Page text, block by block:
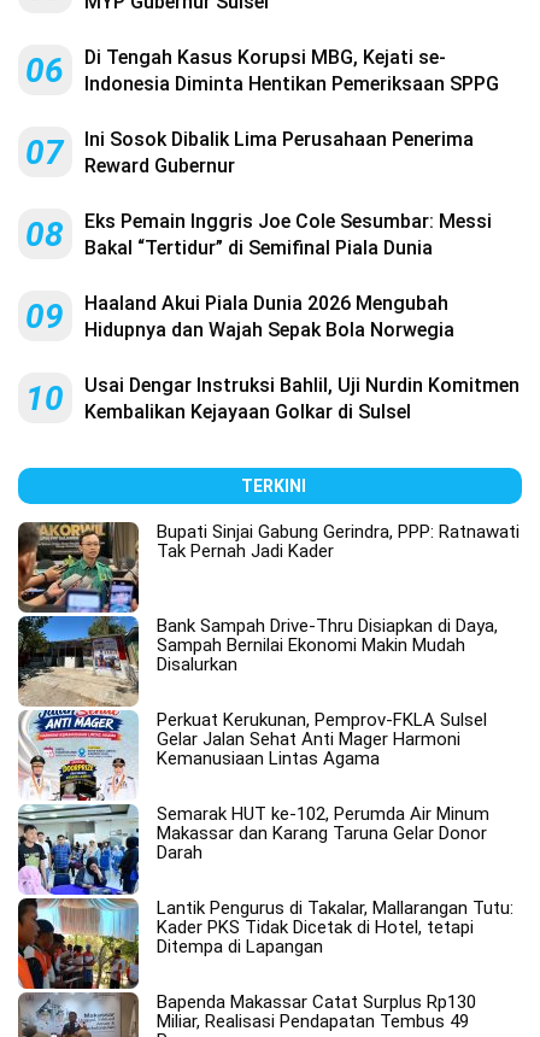
06
Di Tengah Kasus Korupsi MBG, Kejati se-
Indonesia Diminta Hentikan Pemeriksaan SPPG
07
Ini Sosok Dibalik Lima Perusahaan Penerima
Reward Gubernur
08
Eks Pemain Inggris Joe Cole Sesumbar: Messi
Bakal “Tertidur” di Semifinal Piala Dunia
09
Haaland Akui Piala Dunia 2026 Mengubah
Hidupnya dan Wajah Sepak Bola Norwegia
10
Usai Dengar Instruksi Bahlil, Uji Nurdin Komitmen
Kembalikan Kejayaan Golkar di Sulsel
TERKINI
Bupati Sinjai Gabung Gerindra, PPP: Ratnawati
Tak Pernah Jadi Kader
Bank Sampah Drive-Thru Disiapkan di Daya,
Sampah Bernilai Ekonomi Makin Mudah
Disalurkan
Perkuat Kerukunan, Pemprov-FKLA Sulsel
Gelar Jalan Sehat Anti Mager Harmoni
Kemanusiaan Lintas Agama
Semarak HUT ke-102, Perumda Air Minum
Makassar dan Karang Taruna Gelar Donor
Darah
Lantik Pengurus di Takalar, Mallarangan Tutu:
Kader PKS Tidak Dicetak di Hotel, tetapi
Ditempa di Lapangan
Bapenda Makassar Catat Surplus Rp130
Miliar, Realisasi Pendapatan Tembus 49